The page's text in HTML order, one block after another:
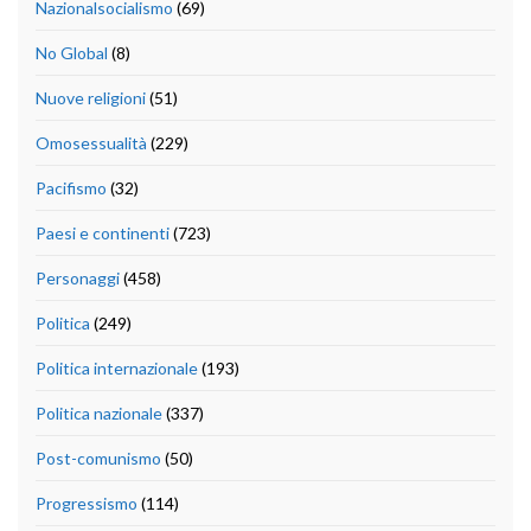
Nazionalsocialismo (69)
No Global (8)
Nuove religioni(51)
Omosessualità (229)
Pacifismo (32)
Paesi e continenti(723)
Personaggi(458)
Politica (249)
Politica internazionale(193)
Politica nazionale(337)
Post-comunismo (50)
Progressismo (114)